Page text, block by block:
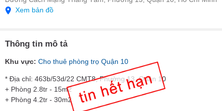
Xem bản đồ
Thông tin mô tả
Khu vực: Cho thuê phòng trọ Quận 10
* Địa chỉ: 463b/53d/22 CMT8, Phường 13, Quận 10
+ Phòng 2.8tr - 15m2
+ Phòng 4.2tr - 30m2